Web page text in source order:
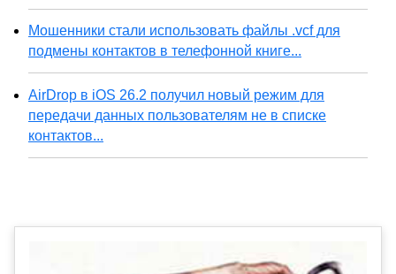
Мошенники стали использовать файлы .vcf для
подмены контактов в телефонной книге...
AirDrop в iOS 26.2 получил новый режим для
передачи данных пользователям не в списке
контактов...